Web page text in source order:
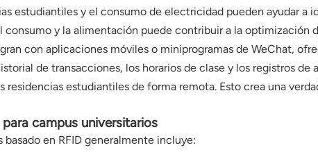
estudiantiles y el consumo de electricidad pueden ayudar a
y la alimentación puede contribuir a la optimización
con aplicaciones móviles o miniprogramas de WeChat,
de transacciones, los horarios de clase y los registros
residencias estudiantiles de forma remota. Esto crea una
campus universitarios
en RFID generalmente incluye: